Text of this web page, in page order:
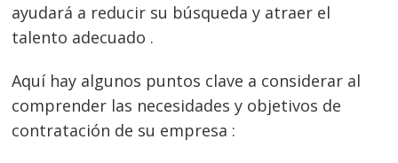
ayudará a reducir su búsqueda y atraer el
talento adecuado .
Aquí hay algunos puntos clave a considerar al
comprender las necesidades y objetivos de
contratación de su empresa :